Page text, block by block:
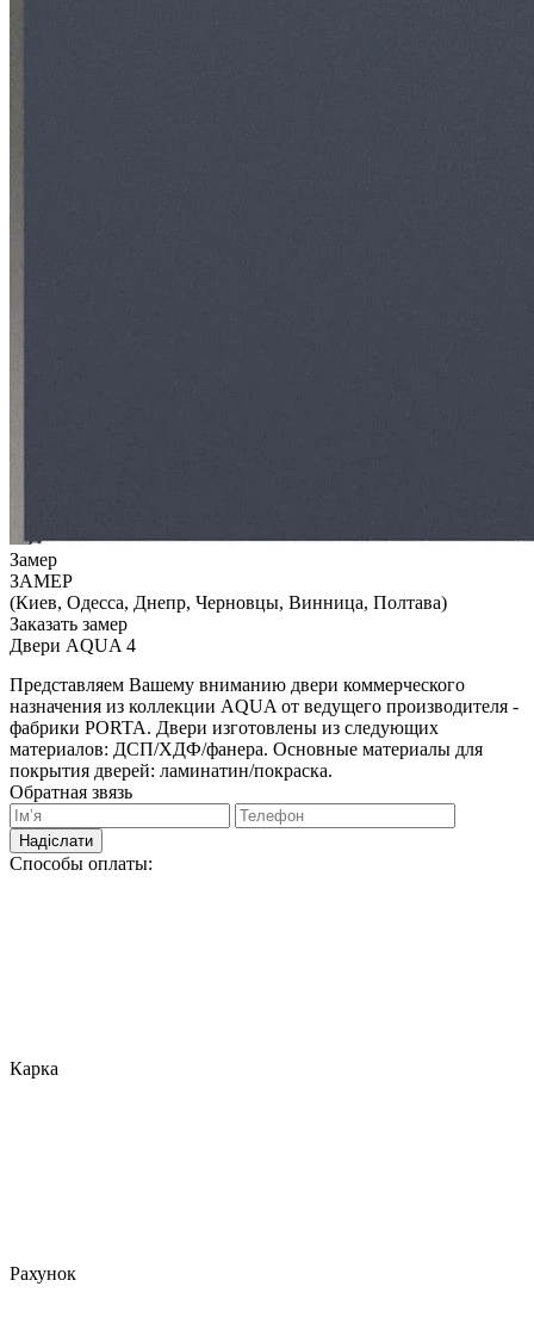
Замер
ЗАМЕР
(Киев, Одесса, Днепр, Черновцы, Винница, Полтава)
Заказать замер
Двери AQUA 4
Представляем Вашему вниманию двери коммерческого
назначения из коллекции AQUA от ведущего производителя -
фабрики PORTA. Двери изготовлены из следующих
материалов: ДСП/ХДФ/фанера. Основные материалы для
покрытия дверей: ламинатин/покраска.
Обратная звязь
Надіслати
Способы оплаты:
Карка
Рахунок